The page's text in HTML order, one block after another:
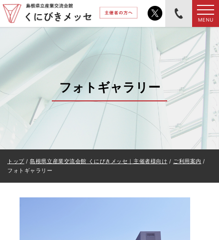
このページの本文へ
MENU
フォトギャラリー
現
在
トップ/島根県立産業交流会館 くにびきメッセ｜主催者様向け / ご利用案内 /
フォトギャラリー